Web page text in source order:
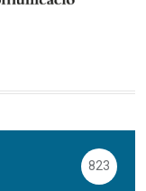
823